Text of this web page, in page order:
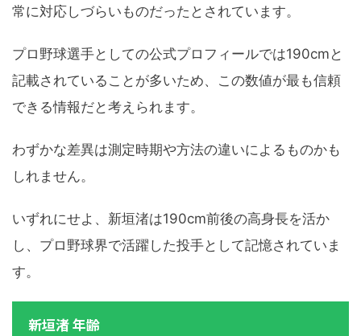
常に対応しづらいものだったとされています。
プロ野球選手としての公式プロフィールでは190cmと
記載されていることが多いため、この数値が最も信頼
できる情報だと考えられます。
わずかな差異は測定時期や方法の違いによるものかも
しれません。
いずれにせよ、新垣渚は190cm前後の高身長を活か
し、プロ野球界で活躍した投手として記憶されていま
す。
新垣渚 年齢